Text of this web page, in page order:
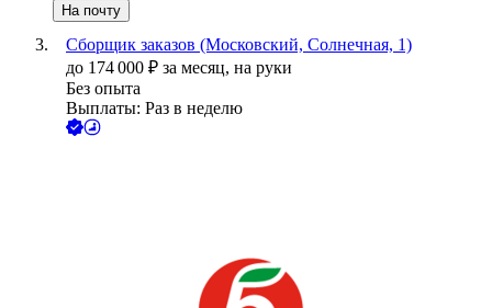
На почту
Сборщик заказов (Московский, Солнечная, 1)
до 174 000 ₽ за месяц, на руки
Без опыта
Выплаты: Раз в неделю